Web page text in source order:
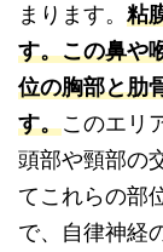
まります。 粘
す。この鼻や
位の胸部と肋
す。このエリ
頭部や頸部の
てこれらの部
で、自律神経